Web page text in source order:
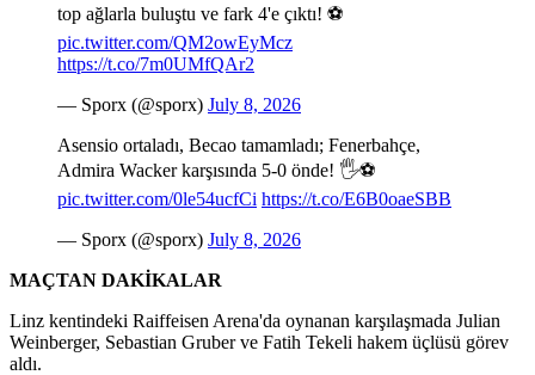
top ağlarla buluştu ve fark 4'e çıktı! ⚽
pic.twitter.com/QM2owEyMcz
https://t.co/7m0UMfQAr2
— Sporx (@sporx) July 8, 2026
Asensio ortaladı, Becao tamamladı; Fenerbahçe,
Admira Wacker karşısında 5-0 önde! 🖐️⚽️
pic.twitter.com/0le54ucfCi https://t.co/E6B0oaeSBB
— Sporx (@sporx) July 8, 2026
MAÇTAN DAKİKALAR
Linz kentindeki Raiffeisen Arena'da oynanan karşılaşmada Julian
Weinberger, Sebastian Gruber ve Fatih Tekeli hakem üçlüsü görev
aldı.